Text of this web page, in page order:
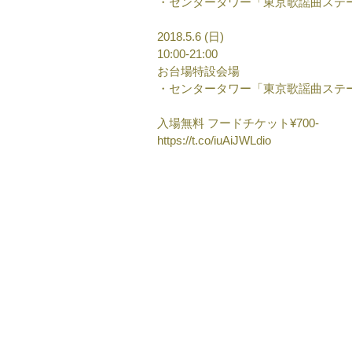
2018.5.6 (日)
10:00-21:00
お台場特設会場
・センタータワー「東京歌謡曲ステ
入場無料 フードチケット¥700-
https://t.co/iuAiJWLdio